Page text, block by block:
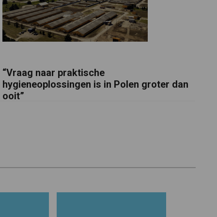
“Vraag naar praktische
hygieneoplossingen is in Polen groter dan
ooit”